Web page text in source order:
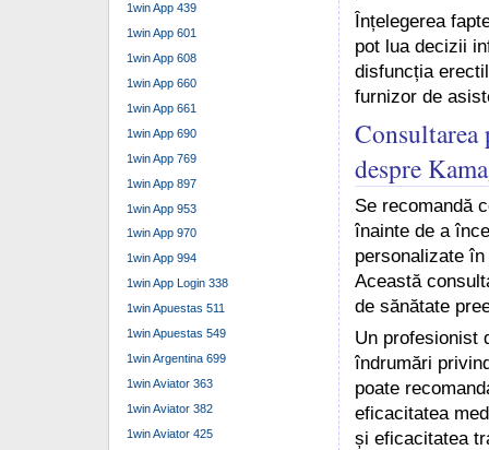
Înțelegerea
pot lua decizii
disfuncția
furnizor de
despre
Se recomandă
înainte de a
personalizate
Această
de sănătate
Un profesionist
îndrumări
poate
eficacitatea
și eficacitatea
1win App 439
1win App 601
1win App 608
1win App 660
1win App 661
1win App 690
1win App 769
1win App 897
1win App 953
1win App 970
1win App 994
1win App Login 338
1win Apuestas 511
1win Apuestas 549
1win Argentina 699
1win Aviator 363
1win Aviator 382
1win Aviator 425